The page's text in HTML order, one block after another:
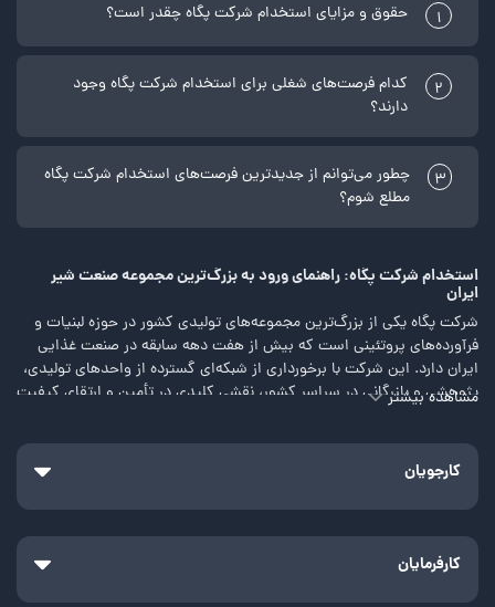
1 حقوق و مزایای استخدام شرکت پگاه چقدر است؟
2
کدام فرصت‌های شغلی برای استخدام شرکت پگاه وجود
دارند؟
3
چطور می‌توانم از جدیدترین فرصت‌های استخدام شرکت پگاه
مطلع شوم؟
استخدام شرکت پگاه: راهنمای ورود به بزرگ‌ترین مجموعه صنعت شیر
ایران
شرکت پگاه یکی از بزرگ‌ترین مجموعه‌های تولیدی کشور در حوزه لبنیات و
فرآورده‌های پروتئینی است که بیش از هفت دهه سابقه در صنعت غذایی
ایران دارد. این شرکت با برخورداری از شبکه‌ای گسترده از واحدهای تولیدی،
پژوهشی و بازرگانی در سراسر کشور، نقشی کلیدی در تأمین و ارتقای کیفیت
متخصصان و علاقه‌مندان به فعالیت در صنایع غذایی است تا در کنار یکی از
معتبرترین برندهای ملی، مسیر حرفه‌ای خود را ادامه دهند. در ادامه، نگاهی
به شرایط استخدام شرکت پگاه خواهیم داشت.
پیش از بررسی شرایط استخدام شرکت پگاه، بهتر است که کمی بیشتر با
این مجموعه موفق آشنا شوید. شرکت پگاه که امروزه به عنوان یک هلدینگ
بزرگ شناخته می‌شود، از چندین شرکت مختلف تشکیل شده است؛ اما آغاز
مشاهده بیشتر
کارجویان
کارفرمایان